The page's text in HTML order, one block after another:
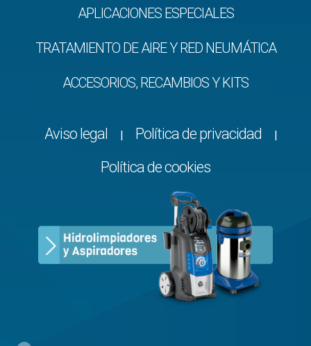
APLICACIONES ESPECIALES
TRATAMIENTO DE AIRE Y RED NEUMÁTICA
ACCESORIOS, RECAMBIOS Y KITS
Aviso legal | Política de privacidad |
Política de cookies